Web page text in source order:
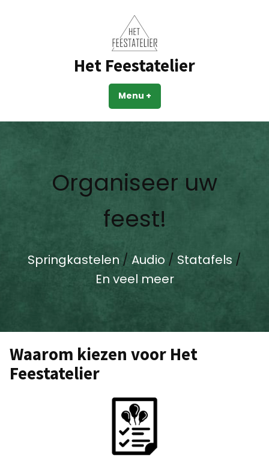
Het Feestatelier
Menu +
Organiseer uw
feest!
Springkastelen / Audio / Statafels /
En veel meer
Waarom kiezen voor Het
Feestatelier